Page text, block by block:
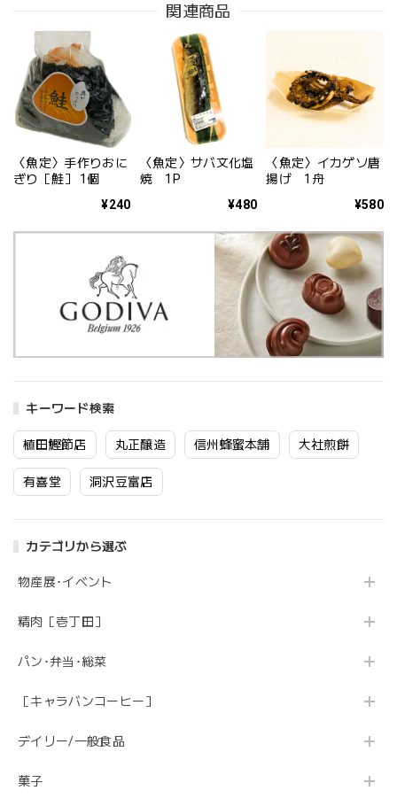
キーワード検索
植田鰹節店 丸正醸造 信州蜂蜜本舗 大社煎餅
有喜堂 洞沢豆富店
カテゴリから選ぶ
物産展･イベント
精肉［壱丁田］
パン･弁当･総菜
［キャラバンコーヒー］
デイリー/一般食品
菓子
関連商品
〈魚定〉手作りおに
ぎり［鮭］ 1個
¥240
〈魚定〉サバ文化塩
焼 1P
¥480
〈魚定〉イカゲソ唐
揚げ 1舟
¥580